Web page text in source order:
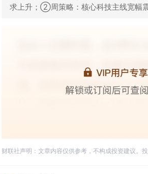
求上升；②周策略：核心科技主线宽幅震
财联社声明：文章内容仅供参考，不构成投资建议。